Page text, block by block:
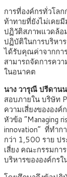
การที่องค์กรทั่วโล
ท้าทายที่ยังไม่เคย
ปฏิวัติสภาพแวดล้อ
ปฏิบัติในการบริหา
ได้รับคุณค่าจากกา
สามารถจัดการคว
ในอนาคต
นาง วารุณี ปรีดาน
สอบภายใน บริษัท
ความเสี่ยงขององ
หัวข้อ “Managing
innovation” ที่ทำก
กว่า 1,500 ราย ป
เสี่ยง คณะกรรมกา
บริหารขององค์กร